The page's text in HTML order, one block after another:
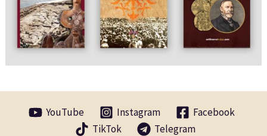
YouTube Instagram
Facebook
TikTok
Telegram